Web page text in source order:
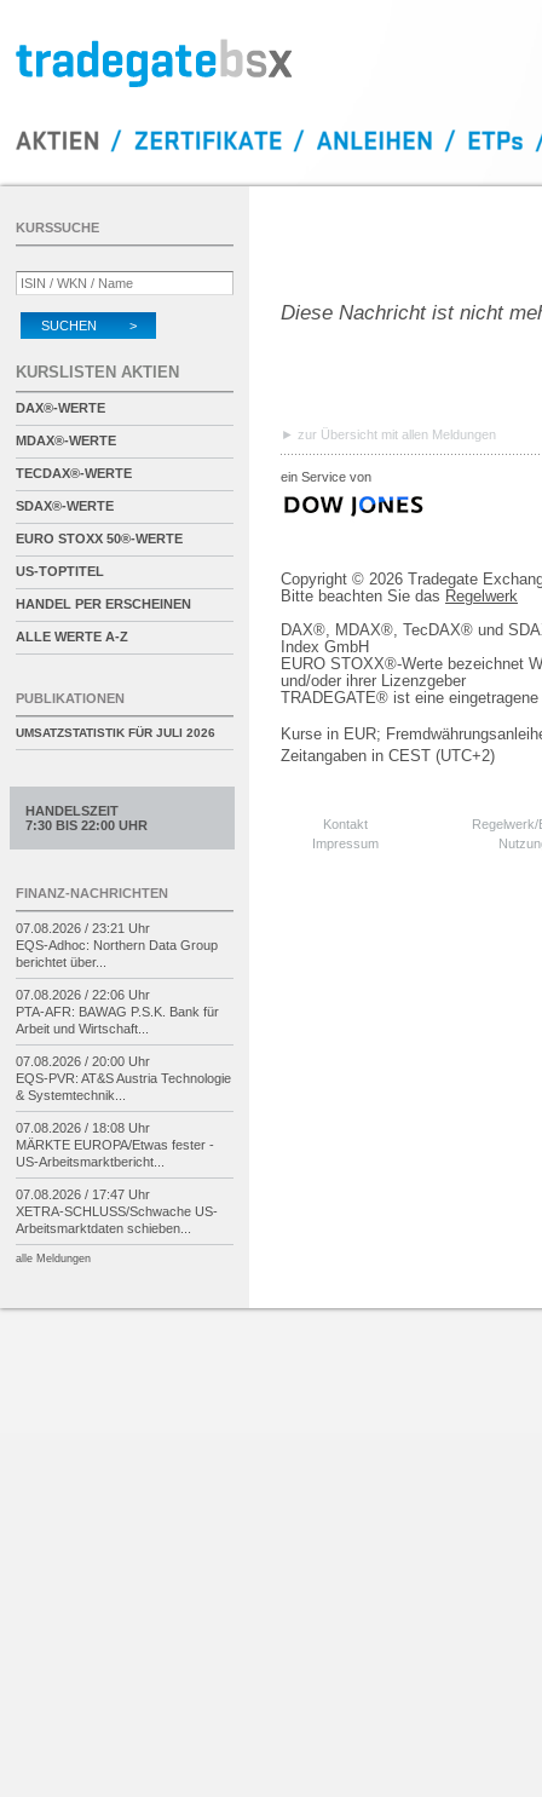
Diese Nachricht ist nicht
zur Übersicht mit allen Meldungen
ein Service von
Copyright © 2026 Tradegate
Bitte beachten Sie das Regelwerk
DAX®, MDAX®, TecDAX® und
Index GmbH
EURO STOXX®-Werte bezeichnet
und/oder ihrer Lizenzgeber
TRADEGATE® ist eine
Kurse in EUR;
Zeitangaben in CEST (UTC+2)
Kontakt
Impressum
KURSSUCHE
SUCHEN >
KURSLISTEN AKTIEN
DAX®-WERTE
MDAX®-WERTE
TECDAX®-WERTE
SDAX®-WERTE
EURO STOXX 50®-WERTE
US-TOPTITEL
HANDEL PER ERSCHEINEN
ALLE WERTE A-Z
PUBLIKATIONEN
UMSATZSTATISTIK FÜR JULI 2026
HANDELSZEIT
7:30 BIS 22:00 UHR
FINANZ-NACHRICHTEN
07.08.2026 / 23:21 Uhr
EQS-Adhoc: Northern Data Group
berichtet über...
07.08.2026 / 22:06 Uhr
PTA-AFR: BAWAG P.S.K. Bank für
Arbeit und Wirtschaft...
07.08.2026 / 20:00 Uhr
EQS-PVR: AT&S Austria Technologie
& Systemtechnik...
07.08.2026 / 18:08 Uhr
MÄRKTE EUROPA/Etwas fester -
US-Arbeitsmarktbericht...
07.08.2026 / 17:47 Uhr
XETRA-SCHLUSS/Schwache US-
Arbeitsmarktdaten schieben...
alle Meldungen